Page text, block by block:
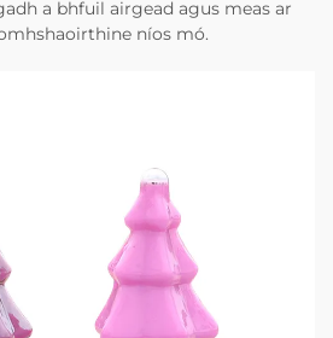
a bhfuil airgead agus meas ar
níos mó.